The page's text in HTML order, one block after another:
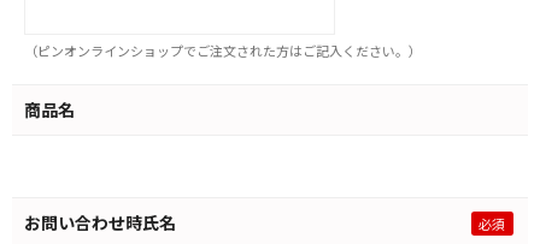
（ピンオンラインショップでご注文された方はご記入ください。）
商品名
お問い合わせ時氏名